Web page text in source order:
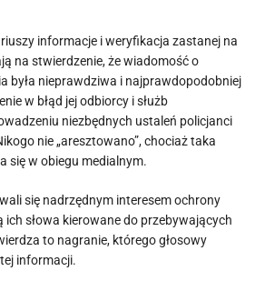
informacje i weryfikacja zastanej na
na stwierdzenie, że wiadomość o
była nieprawdziwa i najprawdopodobniej
w błąd jej odbiorcy i służb
niezbędnych ustaleń policjanci
nie „aresztowano”, chociaż taka
się w obiegu medialnym.
się nadrzędnym interesem ochrony
ich słowa kierowane do przebywających
to nagranie, którego głosowy
informacji.